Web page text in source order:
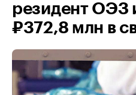
резидент ОЭЗ
₽372,8 млн в